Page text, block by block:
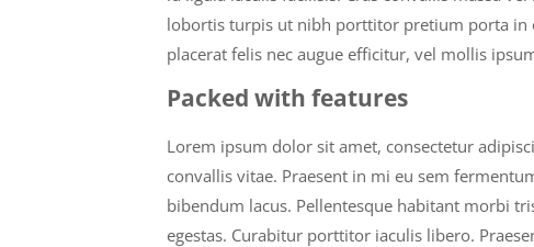
lobortis turpis ut nibh porttitor pretium porta in
placerat felis nec augue efficitur, vel mollis
Packed with features
Lorem ipsum dolor sit amet, consectetur
convallis vitae. Praesent in mi eu sem
bibendum lacus. Pellentesque habitant morbi
egestas. Curabitur porttitor iaculis libero.